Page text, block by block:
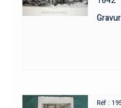
Réf :